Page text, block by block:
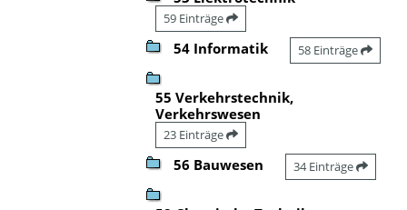
59 Einträge
54 Informatik 58 Einträge
55 Verkehrstechnik,
Verkehrswesen
23 Einträge
56 Bauwesen 34 Einträge